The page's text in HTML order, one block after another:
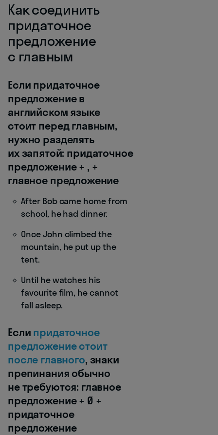
Как соединить
придаточное
предложение
с главным
Если придаточное
предложение в
английском языке
стоит перед главным,
нужно разделять
их запятой: придаточное
предложение + , +
главное предложение
After Bob came home from
school, he had dinner.
Once John climbed the
mountain, he put up the
tent.
Until he watches his
favourite film, he cannot
fall asleep.
Если придаточное
предложение стоит
после главного, знаки
препинания обычно
не требуются: главное
предложение + Ø +
придаточное
предложение